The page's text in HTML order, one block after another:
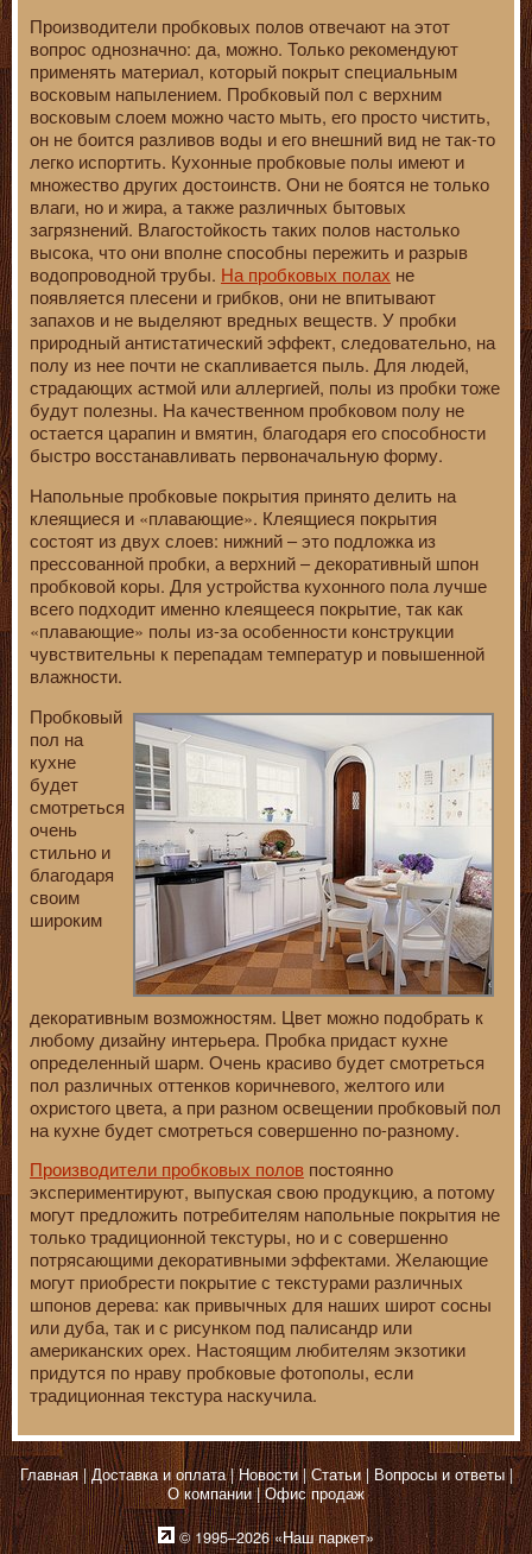
Производители пробковых полов отвечают на этот
вопрос однозначно: да, можно. Только рекомендуют
применять материал, который покрыт специальным
восковым напылением. Пробковый пол с верхним
восковым слоем можно часто мыть, его просто чистить,
он не боится разливов воды и его внешний вид не так-то
легко испортить. Кухонные пробковые полы имеют и
множество других достоинств. Они не боятся не только
влаги, но и жира, а также различных бытовых
загрязнений. Влагостойкость таких полов настолько
высока, что они вполне способны пережить и разрыв
водопроводной трубы. На пробковых полах не
появляется плесени и грибков, они не впитывают
запахов и не выделяют вредных веществ. У пробки
природный антистатический эффект, следовательно, на
полу из нее почти не скапливается пыль. Для людей,
страдающих астмой или аллергией, полы из пробки тоже
будут полезны. На качественном пробковом полу не
остается царапин и вмятин, благодаря его способности
быстро восстанавливать первоначальную форму.
Напольные пробковые покрытия принято делить на
клеящиеся и «плавающие». Клеящиеся покрытия
состоят из двух слоев: нижний – это подложка из
прессованной пробки, а верхний – декоративный шпон
пробковой коры. Для устройства кухонного пола лучше
всего подходит именно клеящееся покрытие, так как
«плавающие» полы из-за особенности конструкции
чувствительны к перепадам температур и повышенной
влажности.
Пробковый
пол на
кухне
будет
смотреться
очень
стильно и
благодаря
своим
широким
декоративным возможностям. Цвет можно подобрать к
любому дизайну интерьера. Пробка придаст кухне
определенный шарм. Очень красиво будет смотреться
пол различных оттенков коричневого, желтого или
охристого цвета, а при разном освещении пробковый пол
на кухне будет смотреться совершенно по-разному.
Производители пробковых полов постоянно
экспериментируют, выпуская свою продукцию, а потому
могут предложить потребителям напольные покрытия не
только традиционной текстуры, но и с совершенно
потрясающими декоративными эффектами. Желающие
могут приобрести покрытие с текстурами различных
шпонов дерева: как привычных для наших широт сосны
или дуба, так и с рисунком под палисандр или
американских орех. Настоящим любителям экзотики
придутся по нраву пробковые фотополы, если
традиционная текстура наскучила.
Главная Доставка и оплата Новости Статьи
Вопросы и ответы
О компании Офис продаж
© 1995–2026 «Наш паркет»